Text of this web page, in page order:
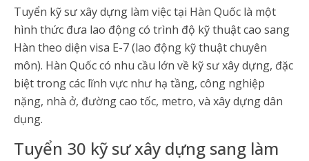
Tuyển kỹ sư xây dựng làm việc tại Hàn Quốc là một
hình thức đưa lao động có trình độ kỹ thuật cao sang
Hàn theo diện visa E-7 (lao động kỹ thuật chuyên
môn). Hàn Quốc có nhu cầu lớn về kỹ sư xây dựng, đặc
biệt trong các lĩnh vực như hạ tầng, công nghiệp
nặng, nhà ở, đường cao tốc, metro, và xây dựng dân
dụng.
Tuyển 30 kỹ sư xây dựng sang làm